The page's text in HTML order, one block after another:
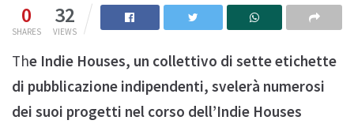
0
SHARES
32
VIEWS
The Indie Houses, un collettivo di sette etichette
di pubblicazione indipendenti, svelerà numerosi
dei suoi progetti nel corso dell’Indie Houses